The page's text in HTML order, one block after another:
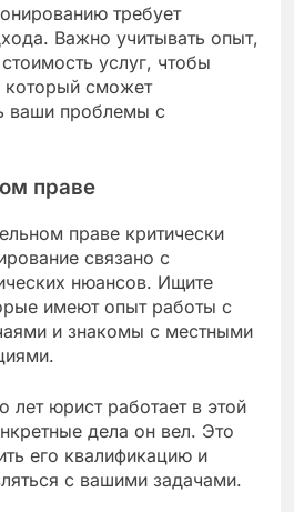
требует
Важно учитывать опыт,
услуг, чтобы
который сможет
ваши проблемы с
праве
праве критически
связано с
нюансов. Ищите
имеют опыт работы с
и знакомы с местными
лет юрист работает в этой
дела он вел. Это
его квалификацию и
с вашими задачами.